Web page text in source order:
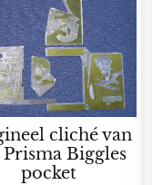
cliché van
Prisma Biggles
pocket